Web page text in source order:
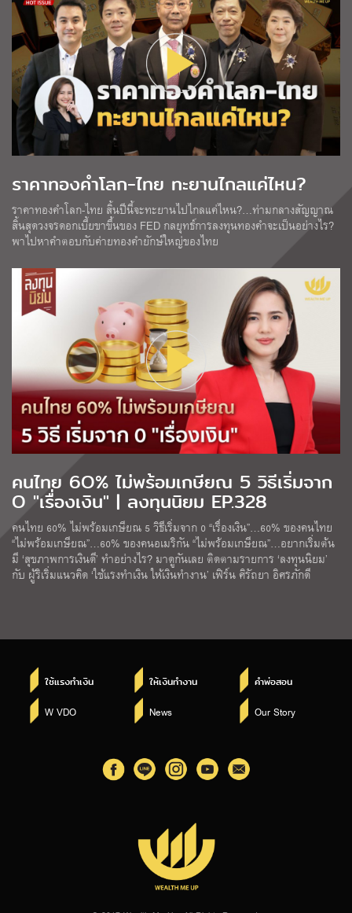
ราคาทองคำโลก-ไทย ทะยานไกลแค่ไหน?
ราคาทองคำโลก-ไทย สิ้นปีนี้จะทะยานไปไกลแค่ไหน?…ท่ามกลางสัญญาณ
สิ้นสุดวงจรดอกเบี้ยขาขึ้นของ FED กลยุทธ์การลงทุนทองคำจะเป็นอย่างไร?
พาไปหาคำตอบกับค่ายทองคำยักษ์ใหญ่ของไทย
คนไทย 6O% ไม่พร้อมเกษียณ 5 วิธีเริ่มจาก
O "เรื่องเงิน" | ลงทุนนิยม EP.328
คนไทย 60% ไม่พร้อมเกษียณ 5 วิธีเริ่มจาก 0 “เรื่องเงิน”…60% ของคนไทย
“ไม่พร้อมเกษียณ”…60% ของคนอเมริกัน “ไม่พร้อมเกษียณ”…อยากเริ่มต้น
มี ‘สุขภาพการเงินดี’ ทำอย่างไร? มาดูกันเลย ติดตามรายการ ‘ลงทุนนิยม’
กับ ผู้ริเริ่มแนวคิด ‘ใช้แรงทำเงิน ให้เงินทำงาน’ เฟิร์น ศิรัถยา อิศรภักดี
ใช้แรงทำเงิน ให้เงินทำงาน คำพ่อสอน
W VDO News Our Story